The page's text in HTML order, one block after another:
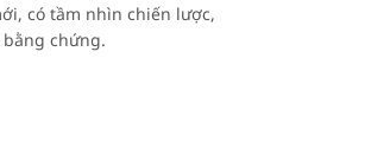
có tầm nhìn chiến lược,
chứng.